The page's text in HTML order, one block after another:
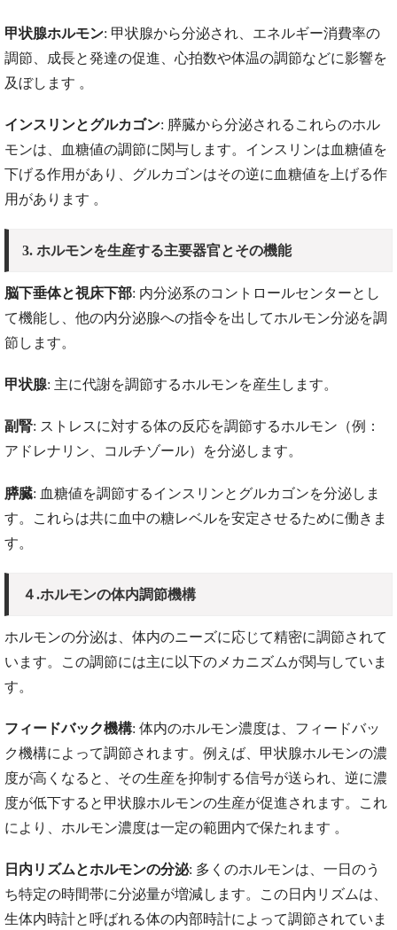
甲状腺ホルモン: 甲状腺から分泌され、エネルギー消費率の
調節、成長と発達の促進、心拍数や体温の調節などに影響を
及ぼします​ ​。
インスリンとグルカゴン: 膵臓から分泌されるこれらのホル
モンは、血糖値の調節に関与します。インスリンは血糖値を
下げる作用があり、グルカゴンはその逆に血糖値を上げる作
用があります​ 。
3. ホルモンを生産する主要器官とその機能
脳下垂体と視床下部: 内分泌系のコントロールセンターとし
て機能し、他の内分泌腺への指令を出してホルモン分泌を調
節します。
甲状腺: 主に代謝を調節するホルモンを産生します。
副腎: ストレスに対する体の反応を調節するホルモン（例：
アドレナリン、コルチゾール）を分泌します。
膵臓: 血糖値を調節するインスリンとグルカゴンを分泌しま
す。これらは共に血中の糖レベルを安定させるために働きま
す。
４.ホルモンの体内調節機構
ホルモンの分泌は、体内のニーズに応じて精密に調節されて
います。この調節には主に以下のメカニズムが関与していま
す。
フィードバック機構: 体内のホルモン濃度は、フィードバッ
ク機構によって調節されます。例えば、甲状腺ホルモンの濃
度が高くなると、その生産を抑制する信号が送られ、逆に濃
度が低下すると甲状腺ホルモンの生産が促進されます。これ
により、ホルモン濃度は一定の範囲内で保たれます​ ​。
日内リズムとホルモンの分泌: 多くのホルモンは、一日のう
ち特定の時間帯に分泌量が増減します。この日内リズムは、
生体内時計と呼ばれる体の内部時計によって調節されていま